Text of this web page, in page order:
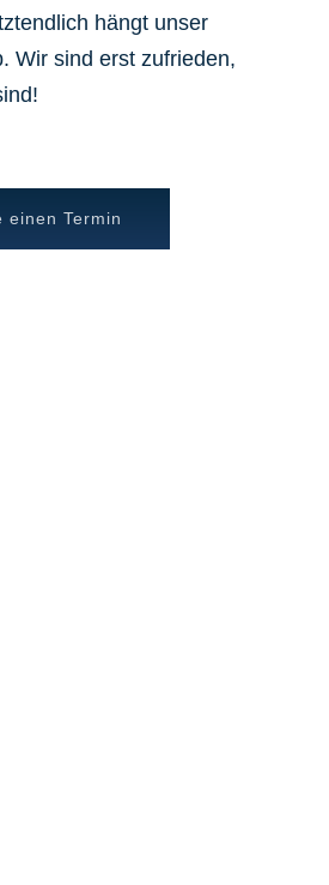
hängt unser
Wir sind erst zufrieden,
einen Termin